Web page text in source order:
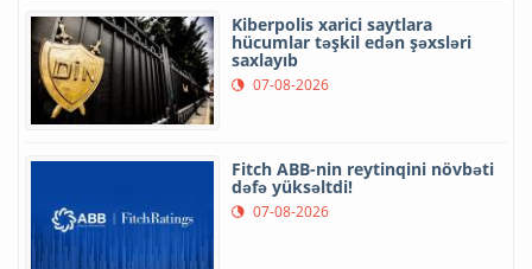
Kiberpolis xarici saytlara
hücumlar təşkil edən şəxsləri
saxlayıb
07-08-2026
Fitch ABB-nin reytinqini növbəti
dəfə yüksəltdi!
07-08-2026